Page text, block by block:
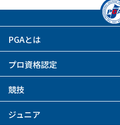
PGAとは
プロ資格認定
競技
ジュニア